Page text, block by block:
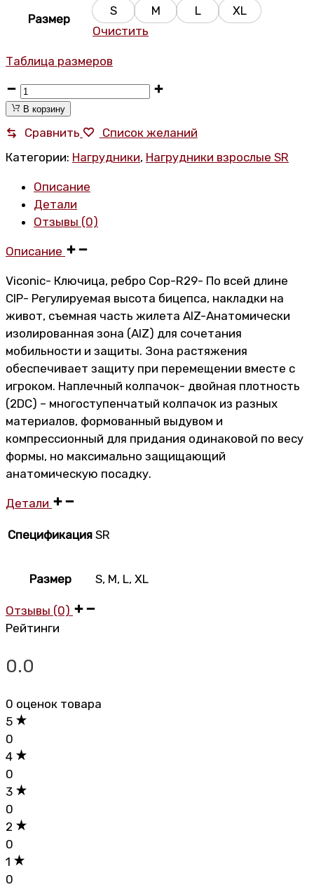
Размер
S M L
XL
Очистить
Таблица размеров
Хоккейный
нагрудник
Sherwood
REKKER
Legend
SR
количество
В корзину
Сравнить
Список желаний
Категории: Нагрудники, Нагрудники взрослые SR
Описание
Детали
Отзывы (0)
Описание
Viconic- Ключица, ребро Cop-R29- По всей длине
CIP- Регулируемая высота бицепса, накладки на
живот, съемная часть жилета AIZ-Анатомически
изолированная зона (AIZ) для сочетания
мобильности и защиты. Зона растяжения
обеспечивает защиту при перемещении вместе с
игроком. Наплечный колпачок- двойная плотность
(2DC) – многоступенчатый колпачок из разных
материалов, формованный выдувом и
компрессионный для придания одинаковой по весу
формы, но максимально защищающий
анатомическую посадку.
Детали
Спецификация SR
Размер S, M, L, XL
Отзывы (0)
Рейтинги
0.0
0 оценок товара
5
0
4
0
3
0
2
0
1
0